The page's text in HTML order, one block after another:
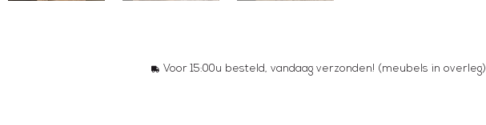
Voor 15:00u besteld, vandaag verzonden! (meubels in overleg)